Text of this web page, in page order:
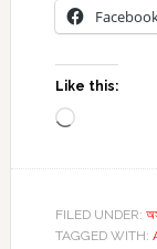
Like this:
Loading…
FILED UNDER:
TAGGED WITH: